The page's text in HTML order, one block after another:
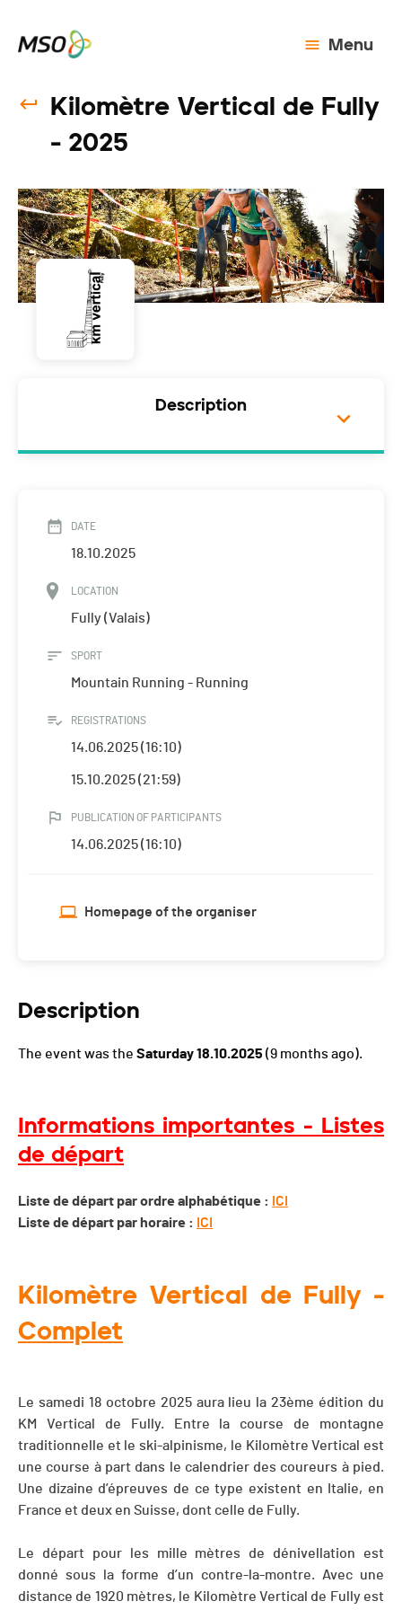
Menu
Kilomètre Vertical de Fully
- 2025
Description
DATE
18.10.2025
LOCATION
Fully (Valais)
SPORT
Mountain Running - Running
REGISTRATIONS
14.06.2025 (16:10)
15.10.2025 (21:59)
PUBLICATION OF PARTICIPANTS
14.06.2025 (16:10)
Homepage of the organiser
Description
The event was the Saturday 18.10.2025 (9 months ago).
Informations importantes - Listes
de départ
Liste de départ par ordre alphabétique : ICI
Liste de départ par horaire : ICI
Kilomètre Vertical de Fully -
Complet
Le samedi 18 octobre 2025 aura lieu la 23ème édition du
KM Vertical de Fully. Entre la course de montagne
traditionnelle et le ski-alpinisme, le Kilomètre Vertical est
une course à part dans le calendrier des coureurs à pied.
Une dizaine d’épreuves de ce type existent en Italie, en
France et deux en Suisse, dont celle de Fully.
Le départ pour les mille mètres de dénivellation est
donné sous la forme d’un contre-la-montre. Avec une
distance de 1920 mètres, le Kilomètre Vertical de Fully est